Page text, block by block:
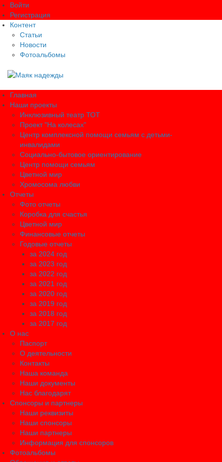
Войти
Регистрация
Контент
Статьи
Новости
Фотоальбомы
Главная
Наши проекты
Инклюзивный театр ТОТ
Проект "На колесах"
Центр комплексной помощи семьям с детьми-
инвалидами
Социально-бытовое ориентирование
Центр помощи семьям
Цветной мир
Хромосома любви
Отчеты
Фото отчеты
Коробка для счастья
Цветной мир
Финансовые отчеты
Годовые отчеты
за 2024 год
за 2023 год
за 2022 год
за 2021 год
за 2020 год
за 2019 год
за 2018 год
за 2017 год
О нас
Паспорт
О деятельности
Контакты
Наша команда
Наши документы
Нас благодарят
Спонсоры и партнеры
Наши реквизиты
Наши спонсоры
Наши партнеры
Информация для спонсоров
Фотоальбомы